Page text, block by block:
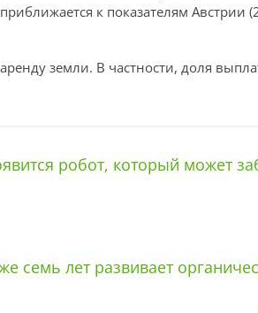
к показателям Австрии
земли. В частности, доля
робот, который может
семь лет развивает